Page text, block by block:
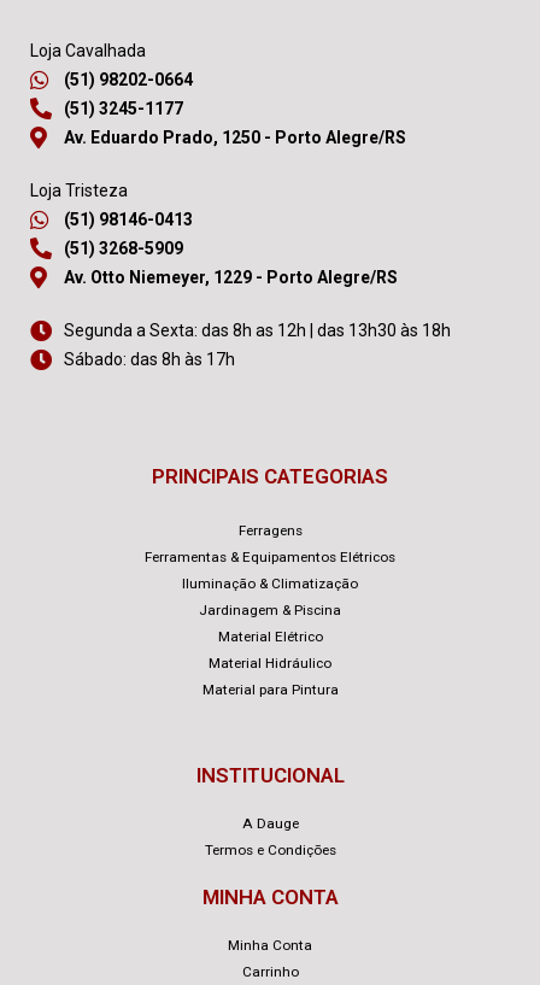
Loja Cavalhada
(51) 98202-0664
(51) 3245-1177
Av. Eduardo Prado, 1250 - Porto Alegre/RS
Loja Tristeza
(51) 98146-0413
(51) 3268-5909
Av. Otto Niemeyer, 1229 - Porto Alegre/RS
Segunda a Sexta: das 8h as 12h | das 13h30 às 18h
Sábado: das 8h às 17h
PRINCIPAIS CATEGORIAS
Ferragens
Ferramentas & Equipamentos Elétricos
Iluminação & Climatização
Jardinagem & Piscina
Material Elétrico
Material Hidráulico
Material para Pintura
INSTITUCIONAL
A Dauge
Termos e Condições
MINHA CONTA
Minha Conta
Carrinho